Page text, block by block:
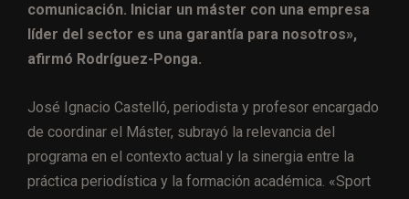
comunicación. Iniciar un máster con una empresa
líder del sector es una garantía para nosotros»,
afirmó Rodríguez-Ponga.
José Ignacio Castelló, periodista y profesor encargado
de coordinar el Máster, subrayó la relevancia del
programa en el contexto actual y la sinergia entre la
práctica periodística y la formación académica. «Sport